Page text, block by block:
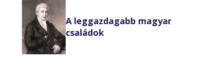
A leggazdagabb magyar
családok